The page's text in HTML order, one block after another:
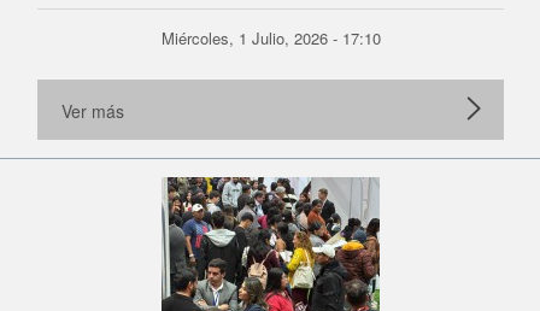
Miércoles, 1 Julio, 2026 - 17:10
Ver más